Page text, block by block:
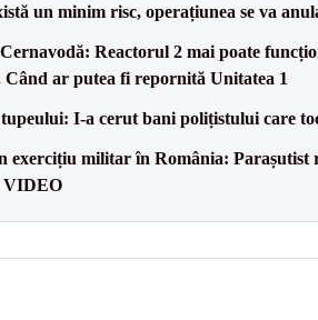
un minim risc, operațiunea se va
Reactorul 2 mai poate
Când ar putea fi repornită Unitatea 1
I-a cerut bani polițistului care
exercițiu militar în România: Parașutist
VIDEO